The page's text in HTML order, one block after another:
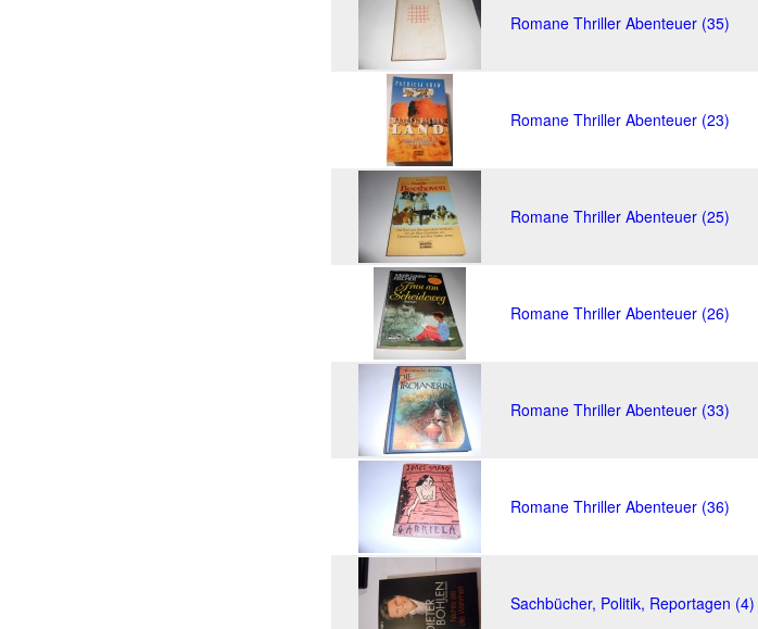
Romane Thriller Abenteuer (35)
Romane Thriller Abenteuer (23)
Romane Thriller Abenteuer (25)
Romane Thriller Abenteuer (26)
Romane Thriller Abenteuer (33)
Romane Thriller Abenteuer (36)
Sachbücher, Politik, Reportagen (4)